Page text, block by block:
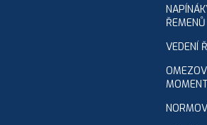
ŘEMENŮ
VEDENÍ